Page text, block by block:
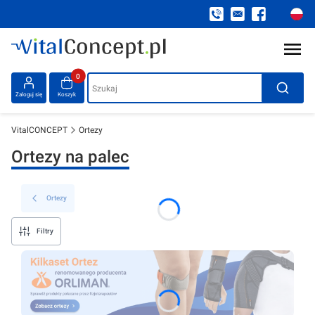
Zaloguj się
Produkty w koszyku: 0. Zobacz szczegóły
Koszyk Szukaj
VitalCONCEPT Ortezy
Ortezy na palec
Ortezy
Filtry